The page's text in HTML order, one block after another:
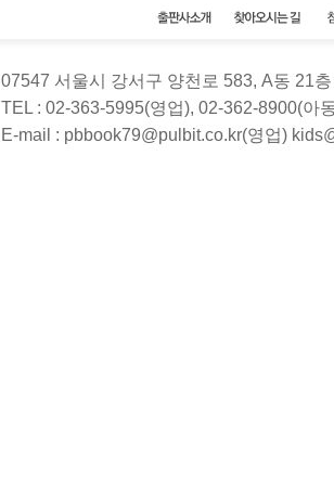
07547 서울시 강서구 양천로 583, A동 21
TEL : 02-363-5995(영업), 02-362-8900(아
E-mail : pbbook79@pulbit.co.kr(영업)